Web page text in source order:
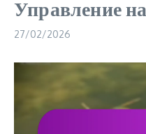
Управление
27/02/2026